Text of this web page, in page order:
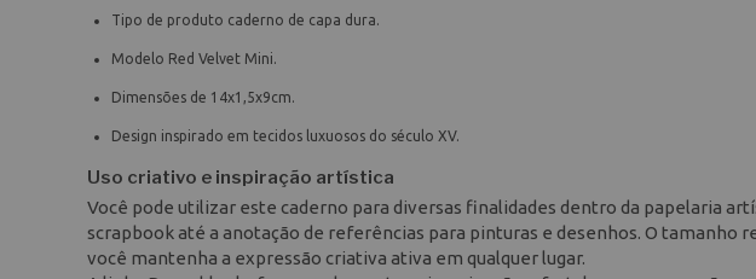
Tipo de produto caderno de capa dura.
Modelo Red Velvet Mini.
Dimensões de 14x1,5x9cm.
Design inspirado em tecidos luxuosos do século XV.
Uso criativo e inspiração artística
Você pode utilizar este caderno para diversas finalidades dentro da papelaria
scrapbook até a anotação de referências para pinturas e desenhos. O
você mantenha a expressão criativa ativa em qualquer lugar.